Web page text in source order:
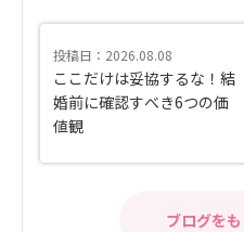
投稿日：2026.08.08
ここだけは妥協するな！結
婚前に確認すべき6つの価
値観
ブログを